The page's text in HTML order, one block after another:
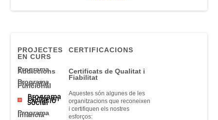
PROJECTES
EN CURS
Programa
Addiccions
Programa
Diversitat
Funcional
Programa
Dones en
Exclusió
Social
Programa
Infància
CERTIFICACIONS
Certificats de Qualitat i
Fiabilitat
Aquestes són algunes de les
organitzacions que reconeixen
i certifiquen els nostres
esforços: